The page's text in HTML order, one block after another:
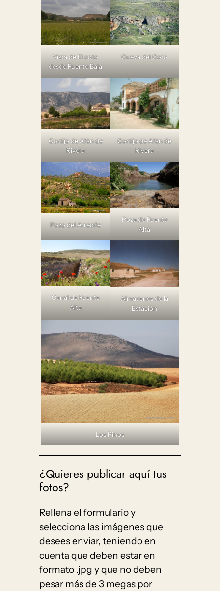
Vista de El coto
desde Fuente Baja
Cueva del Coto
Cortijo de Afán de
Rivera
Cortijo de Afán de
Rivera
Pozo del Arrecife
Poza de Fuente
Alta
Canal de Fuente
Alta
Almacenes de la
Estación
Los Pinos
¿Quieres publicar aquí tus
fotos?
Rellena el formulario y
selecciona las imágenes que
desees enviar, teniendo en
cuenta que deben estar en
formato .jpg y que no deben
pesar más de 3 megas por